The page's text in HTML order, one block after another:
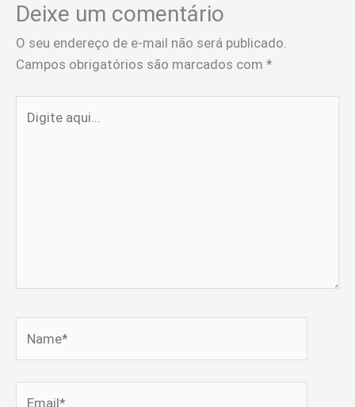
Deixe um comentário
O seu endereço de e-mail não será publicado.
Campos obrigatórios são marcados com *
aqui...